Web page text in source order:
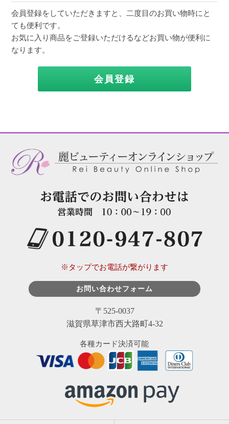
会員登録をしていただきますと、二度目のお買い物時にと
ても便利です。
お気に入り商品をご登録いただけるなどお買い物が便利に
なります。
会員登録
※タップでお電話が繋がります
お問い合わせフォーム
〒525-0037
滋賀県草津市西大路町4-32
各種カード決済可能